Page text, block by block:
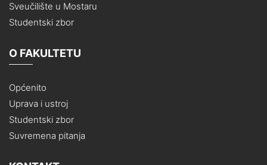
Sveučilište u Mostaru
Studentski zbor
O FAKULTETU
Općenito
Uprava i ustroj
Studentski zbor
Suvremena pitanja